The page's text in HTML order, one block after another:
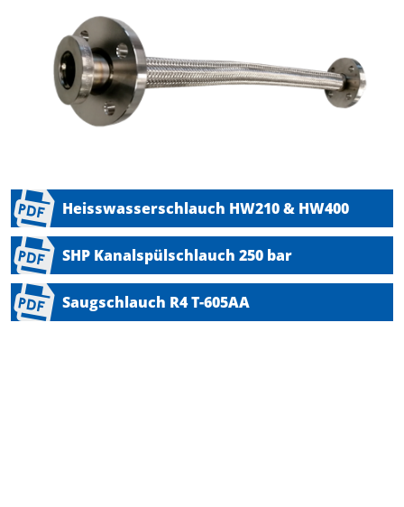
Heisswasserschlauch HW210 & HW400
SHP Kanalspülschlauch 250 bar
Saugschlauch R4 T-605AA